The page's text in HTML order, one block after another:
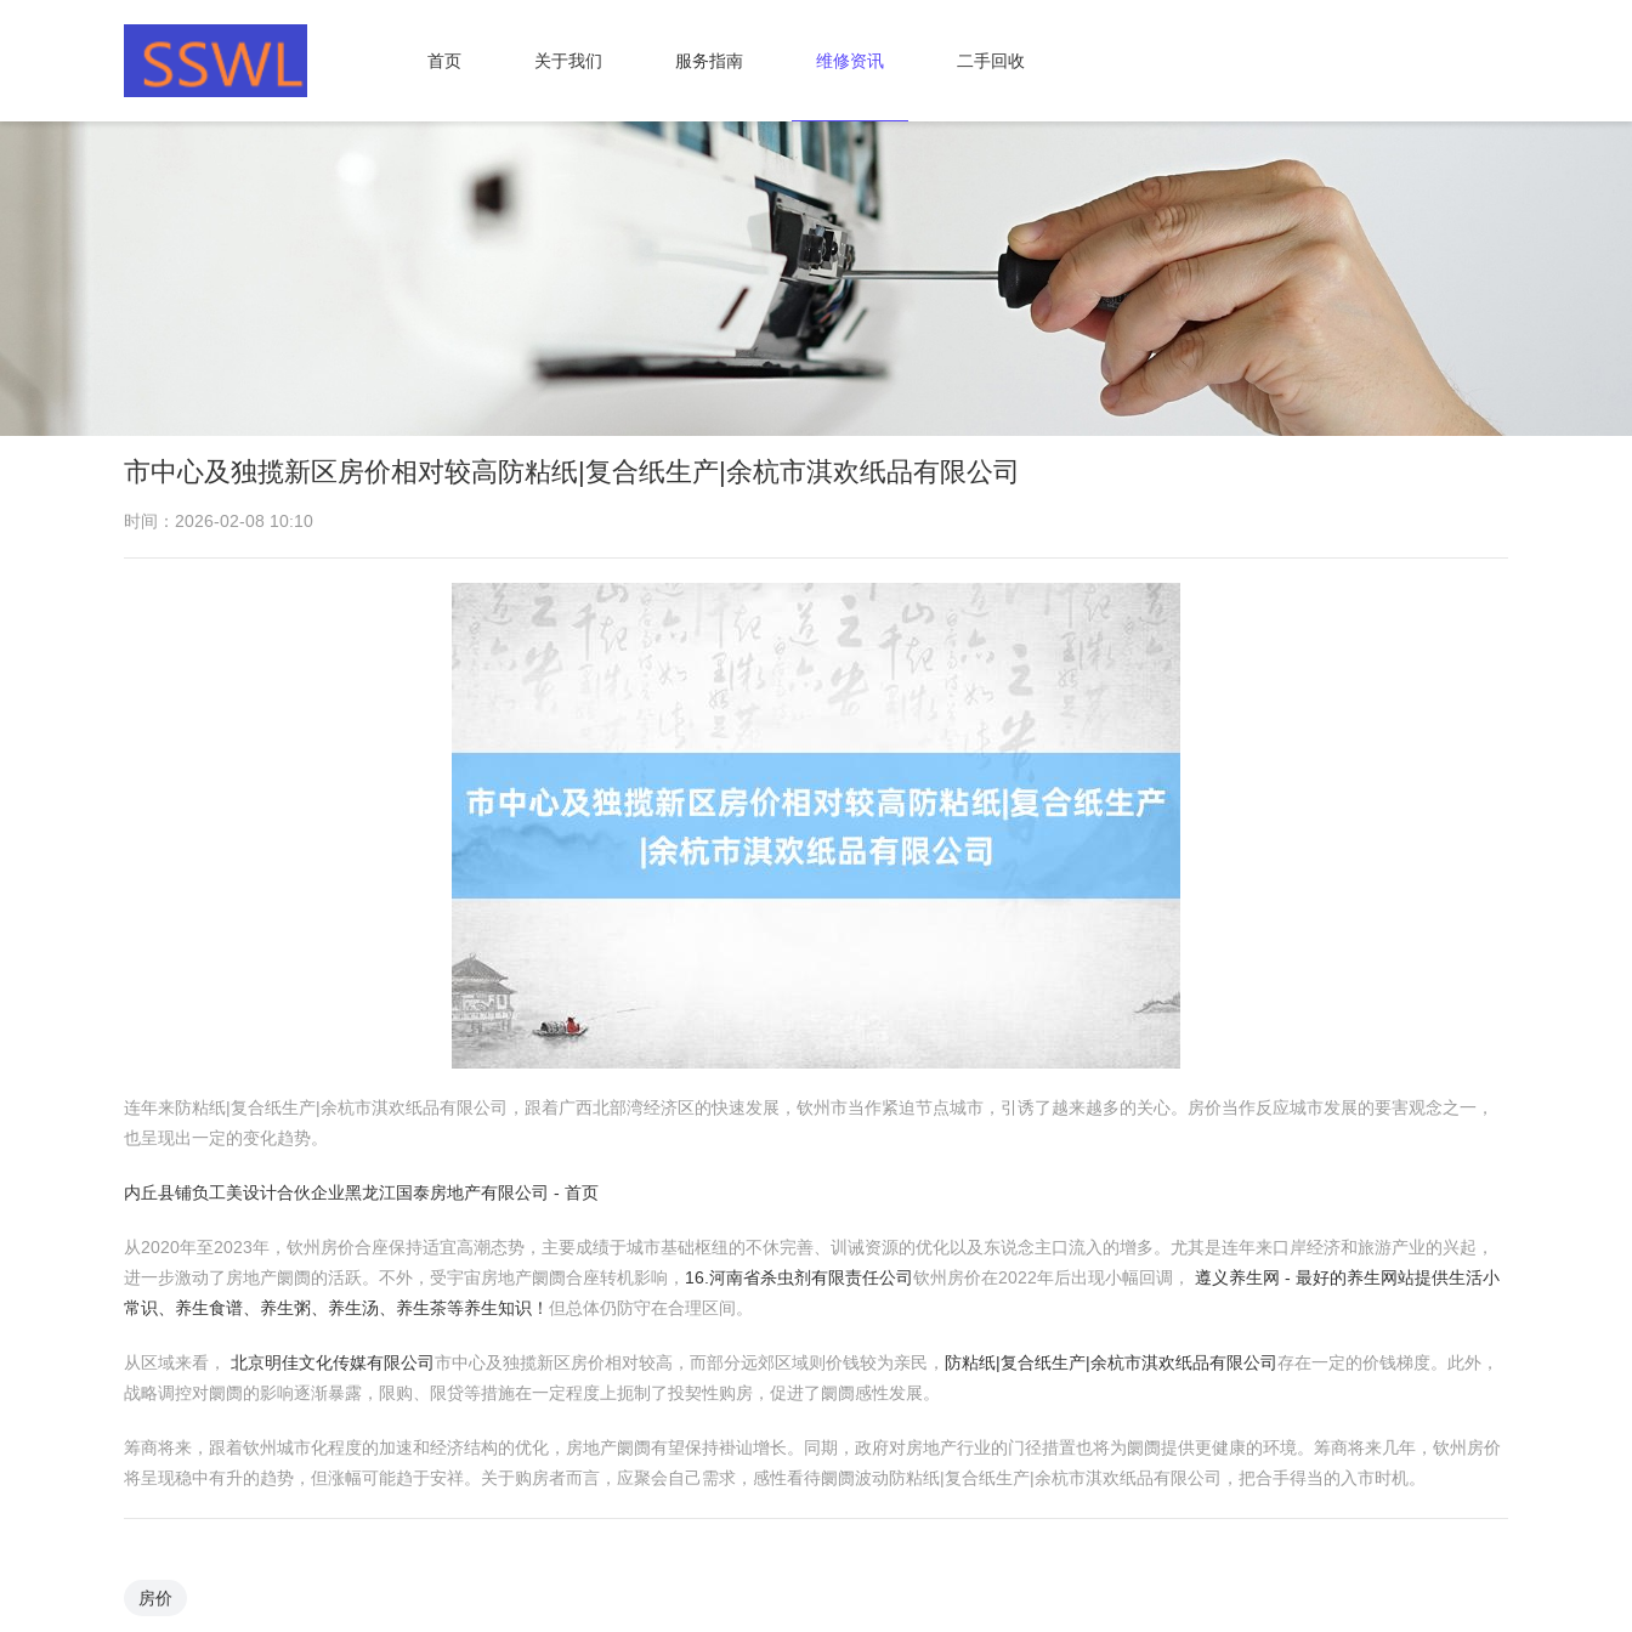
首页 关于我们 服务指南 维修资讯 二手回收
市中心及独揽新区房价相对较高防粘纸|复合纸生产|余杭市淇欢纸品有限公司
时间：2026-02-08 10:10
连年来防粘纸|复合纸生产|余杭市淇欢纸品有限公司，跟着广西北部湾经济区的快速发展，钦州市当作紧迫节点城市，引诱了越来越多的关心。房价当作反应城市发展的要害观念之一，
也呈现出一定的变化趋势。
内丘县铺负工美设计合伙企业黑龙江国泰房地产有限公司 - 首页
从2020年至2023年，钦州房价合座保持适宜高潮态势，主要成绩于城市基础枢纽的不休完善、训诫资源的优化以及东说念主口流入的增多。尤其是连年来口岸经济和旅游产业的兴起，
进一步激动了房地产阛阓的活跃。不外，受宇宙房地产阛阓合座转机影响， 16.河南省杀虫剂有限责任公司钦州房价在2022年后出现小幅回调， 遵义养生网 - 最好的养生网站提供生活小
常识、养生食谱、养生粥、养生汤、养生茶等养生知识！ 但总体仍防守在合理区间。
从区域来看， 北京明佳文化传媒有限公司市中心及独揽新区房价相对较高，而部分远郊区域则价钱较为亲民， 防粘纸|复合纸生产|余杭市淇欢纸品有限公司存在一定的价钱梯度。此外，
战略调控对阛阓的影响逐渐暴露，限购、限贷等措施在一定程度上扼制了投契性购房，促进了阛阓感性发展。
筹商将来，跟着钦州城市化程度的加速和经济结构的优化，房地产阛阓有望保持褂讪增长。同期，政府对房地产行业的门径措置也将为阛阓提供更健康的环境。筹商将来几年，钦州房价
将呈现稳中有升的趋势，但涨幅可能趋于安祥。关于购房者而言，应聚会自己需求，感性看待阛阓波动防粘纸|复合纸生产|余杭市淇欢纸品有限公司，把合手得当的入市时机。
房价